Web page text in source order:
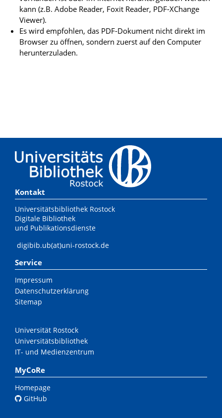
kann (z.B. Adobe Reader, Foxit Reader, PDF-XChange
Viewer).
Es wird empfohlen, das PDF-Dokument nicht direkt im
Browser zu öffnen, sondern zuerst auf den Computer
herunterzuladen.
Kontakt
Universitätsbibliothek Rostock
Digitale Bibliothek
und Publikationsdienste
digibib.ub(at)uni-rostock.de
Service
Impressum
Datenschutzerklärung
Sitemap
Universität Rostock
Universitätsbibliothek
IT- und Medienzentrum
MyCoRe
Homepage
GitHub